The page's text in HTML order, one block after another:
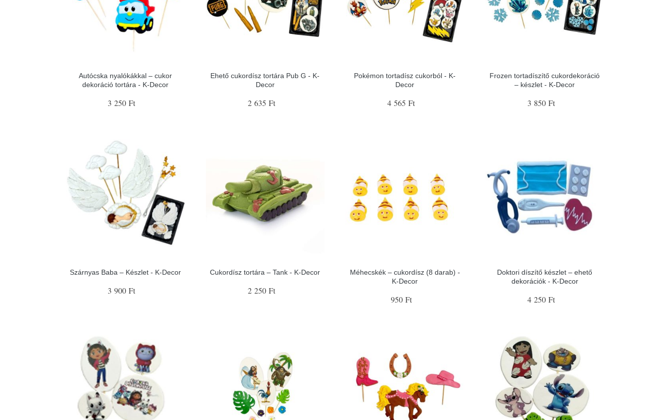
Autócska nyalókákkal – cukor
dekoráció tortára - K-Decor
3 250 Ft
Ehető cukordísz tortára Pub G - K-
Decor
2 635 Ft
Pokémon tortadísz cukorból - K-
Decor
4 565 Ft
Frozen tortadíszítő cukordekoráció
– készlet - K-Decor
3 850 Ft
Szárnyas Baba – Készlet - K-Decor
3 900 Ft
Cukordísz tortára – Tank - K-Decor
2 250 Ft
Méhecskék – cukordísz (8 darab) -
K-Decor
950 Ft
Doktori díszítő készlet – ehető
dekorációk - K-Decor
4 250 Ft